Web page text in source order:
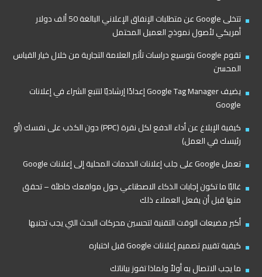
تتخلى Google عن متطلبات الإنفاق الإعلاني البالغة 50 ألف دولار
أمريكي لأصول نموذج العميل المحتمل
تقوم Google بتوسيع دراسات تأثير العلامة التجارية من خلال خيار القياس
المحسن
يضيف Google Tag Manager إعدادًا إرشاديًا لتتبع الشراء في إعلانات
Google
كيفية الإبلاغ عن أداء الدفع لكل نقرة (PPC) دون الكذب على نفسك (أو
رئيسك في العمل)
تعمل Google على جلب إعلانات الخدمات المحلية إلى إعلانات Google
غالبًا ما تكون إجابات الذكاء الاصطناعي حول مواقعك خاطئة – تحقق
منها قبل أن يفعل العملاء ذلك
أكبر مضيعات الوقت التقنية لتحسين محركات البحث التي يجب تجنبها
كيفية تقييم تصميم إعلانات Google قبل اختباره
ما يجب الاتصال به أولاً ولماذا تفوز بياناتك